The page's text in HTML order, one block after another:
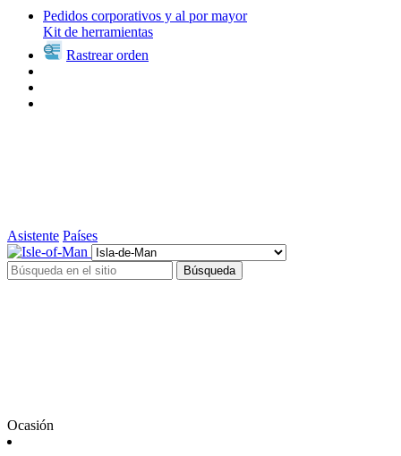
Pedidos corporativos y al por mayor
Kit de herramientas
Rastrear orden
Asistente Países
Búsqueda
Ocasión